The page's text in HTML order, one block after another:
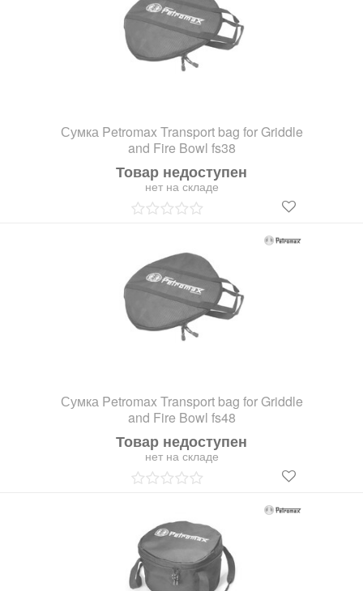
Сумка Petromax Transport bag for Griddle
and Fire Bowl fs38
Товар недоступен
нет на складе
Сумка Petromax Transport bag for Griddle
and Fire Bowl fs48
Товар недоступен
нет на складе